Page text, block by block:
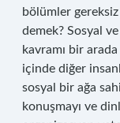
bölümler
demek? Sosyal
kavramı bir
içinde diğer
sosyal bir ağa
konuşmayı ve